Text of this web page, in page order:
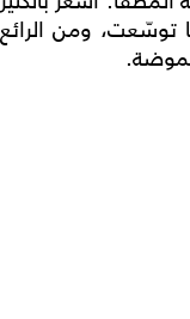
توسّعت، ومن الرائع